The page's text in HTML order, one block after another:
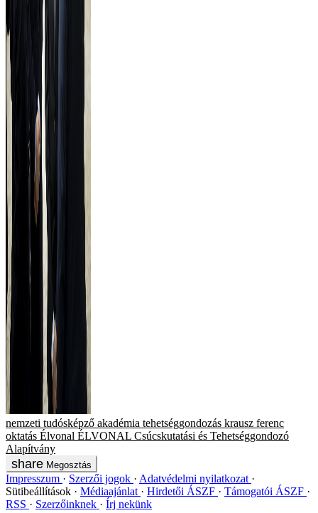
nemzeti tudósképző akadémia tehetséggondozás krausz ferenc
oktatás Élvonal ÉLVONAL Csúcskutatási és Tehetséggondozó
Alapítvány
Megosztás
Impresszum Szerzői jogok
Adatvédelmi nyilatkozat
Sütibeállítások
Médiaajánlat Hirdetői ÁSZF
Támogatói ÁSZF
RSS
Szerzőinknek Írj nekünk